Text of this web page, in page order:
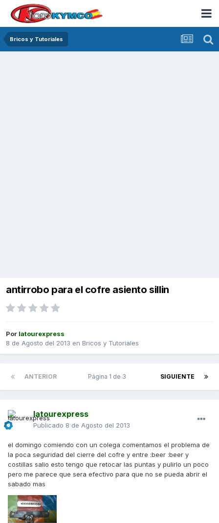
Bricos y Tutoriales
antirrobo para el cofre asiento sillin
Por latourexpress
8 de Agosto del 2013 en Bricos y Tutoriales
ANTERIOR SIGUIENTE
Página 1 de 3
latourexpress
Publicado 8 de Agosto del 2013
el domingo comiendo con un colega comentamos el problema de
la poca seguridad del cierre del cofre y entre :beer :beer y
costillas salio esto tengo que retocar las puntas y pulirlo un poco
pero me parece que sera efectivo para que no se pueda abrir el
sabado mas